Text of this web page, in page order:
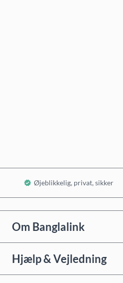
Øjeblikkelig, privat, sikker
Om Banglalink
Hjælp & Vejledning